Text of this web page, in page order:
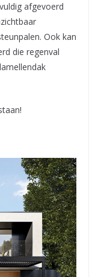
afgevoerd
Ook kan
die regenval